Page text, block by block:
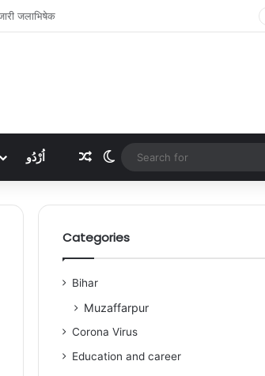
اُرْدُو Random Article
Switch skin
Categories
Bihar
Muzaffarpur
Corona Virus
Education and career